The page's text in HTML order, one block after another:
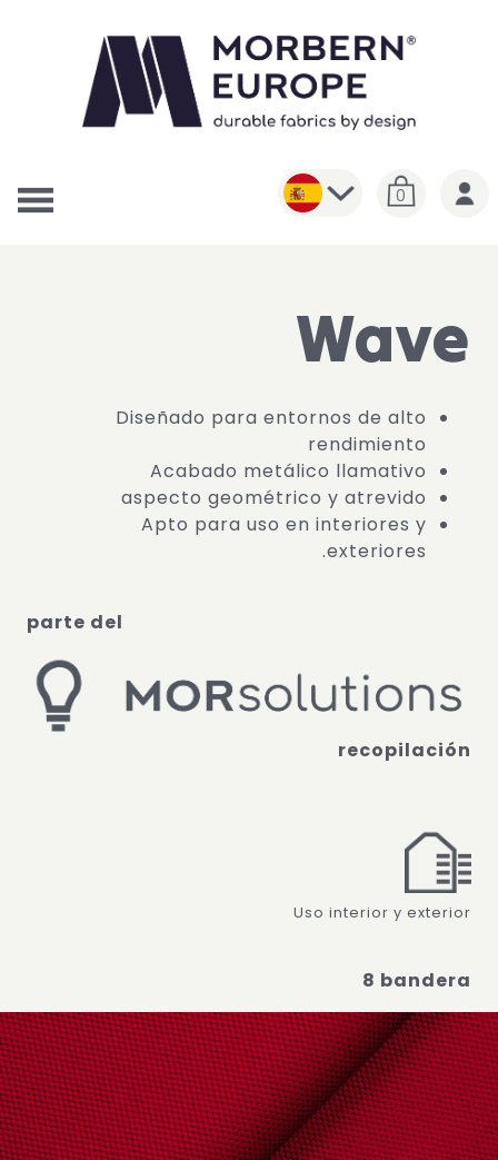
0
Wave
Diseñado para entornos de alto
rendimiento
Acabado metálico llamativo
aspecto geométrico y atrevido
Apto para uso en interiores y
exteriores.
parte del
recopilación
Uso interior y exterior
8 bandera